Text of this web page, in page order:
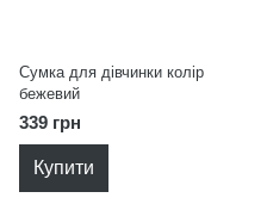
Сумка для дівчинки колір
бежевий
339 грн
Купити